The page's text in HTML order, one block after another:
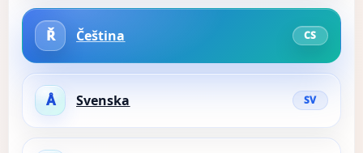
Ř Čeština CS
Å Svenska SV